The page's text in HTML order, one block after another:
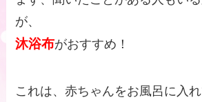
が、
沐浴布がおすすめ！
これは、赤ちゃんをお風呂に入